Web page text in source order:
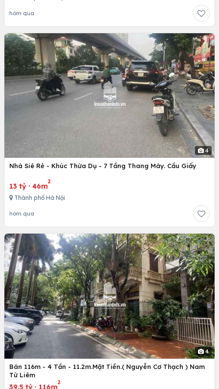
hôm qua
4
Nhà Siê Rẻ - Khúc Thừa Dụ - 7 Tầng Thang Máy. Cầu Giấy
13 tỷ · 46m
2
Thành phố Hà Nội
hôm qua
4
Bán 116m - 4 Tần - 11.2m.Mặt Tiền.( Nguyễn Cơ Thạch ) Nam
Từ Liêm
39.5 tỷ · 116m
2